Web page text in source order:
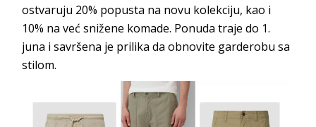
ostvaruju 20% popusta na novu kolekciju, kao i
10% na već snižene komade. Ponuda traje do 1.
juna i savršena je prilika da obnovite garderobu sa
stilom.